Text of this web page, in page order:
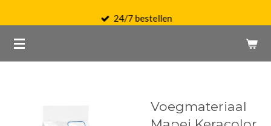
naar
de
24/7 bestellen
Voegmateriaal